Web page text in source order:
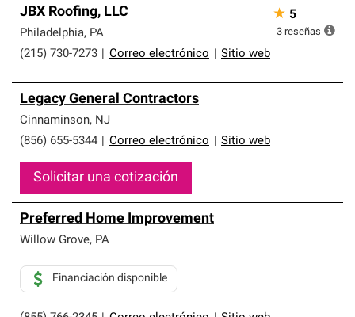
JBX Roofing, LLC
Philadelphia, PA
(215) 730-7273
Correo electrónico Sitio web
★ 5
3 reseñas
Legacy General Contractors
Cinnaminson, NJ
(856) 655-5344
Correo electrónico Sitio web
Solicitar una cotización
Preferred Home Improvement
Willow Grove, PA
Financiación disponible